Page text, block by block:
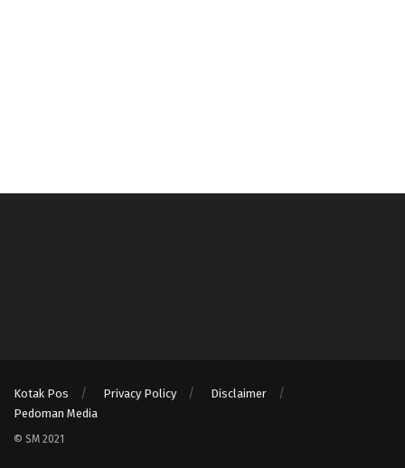
Kotak Pos Privacy Policy
Disclaimer
Pedoman Media
© SM 2021